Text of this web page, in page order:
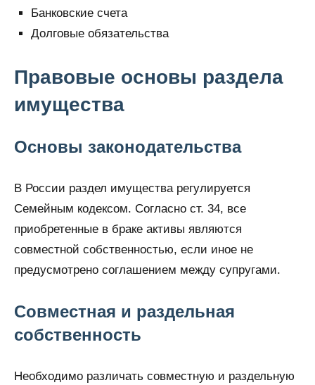
Банковские счета
Долговые обязательства
Правовые основы раздела
имущества
Основы законодательства
В России раздел имущества регулируется
Семейным кодексом. Согласно ст. 34, все
приобретенные в браке активы являются
совместной собственностью, если иное не
предусмотрено соглашением между супругами.
Совместная и раздельная
собственность
Необходимо различать совместную и раздельную